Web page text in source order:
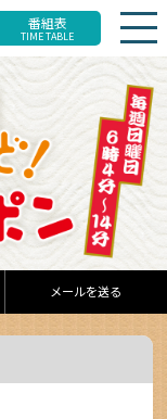
番組表
TIME TABLE
メールを送る